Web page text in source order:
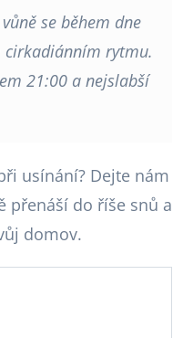
se během dne
cirkadiánním rytmu.
21:00 a nejslabší
usínání? Dejte nám
přenáší do říše snů a
domov.